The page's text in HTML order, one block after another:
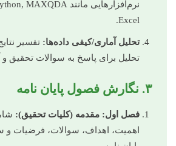
Excel.
تحلیل آماری/کیفی داده‌ها: تفسیر
تحلیل برای پاسخ به سوالات تحقیق
۳. نگارش فصول پایان نامه
فصل اول: مقدمه (کلیات تحقیق):
اهمیت، اهداف، سوالات، فرضیات و